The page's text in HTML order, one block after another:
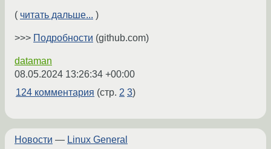
( читать дальше... )
>>> Подробности (github.com)
dataman
08.05.2024 13:26:34 +00:00
124 комментария (стр. 2 3)
Новости — Linux General